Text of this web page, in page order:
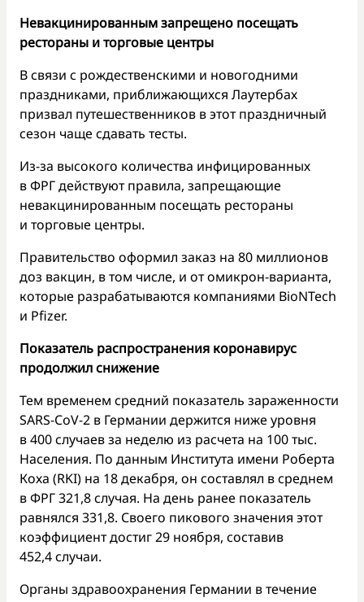
Невакцинированным запрещено посещать
рестораны и торговые центры
В связи с рождественскими и новогодними
праздниками, приближающихся Лаутербах
призвал путешественников в этот праздничный
сезон чаще сдавать тесты.
Из-за высокого количества инфицированных
в ФРГ действуют правила, запрещающие
невакцинированным посещать рестораны
и торговые центры.
Правительство оформил заказ на 80 миллионов
доз вакцин, в том числе, и от омикрон-варианта,
которые разрабатываются компаниями BioNTech
и Pfizer.
Показатель распространения коронавирус
продолжил снижение
Тем временем средний показатель зараженности
SARS-CoV-2 в Германии держится ниже уровня
в 400 случаев за неделю из расчета на 100 тыс.
Населения. По данным Института имени Роберта
Коха (RKI) на 18 декабря, он составлял в среднем
в ФРГ 321,8 случая. На день ранее показатель
равнялся 331,8. Своего пикового значения этот
коэффициент достиг 29 ноября, составив
452,4 случаи.
Органы здравоохранения Германии в течение